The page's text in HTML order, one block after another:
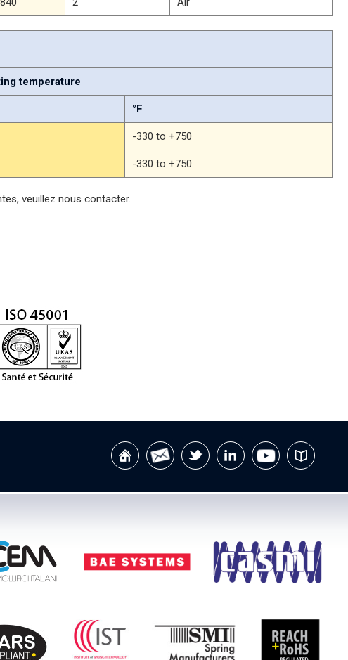
temperature
°F
-330 to +750
-330 to +750
veuillez nous contacter.